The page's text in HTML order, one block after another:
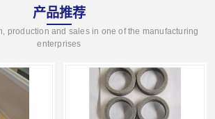
产品推荐
production and sales in one of the manufacturing
enterprises